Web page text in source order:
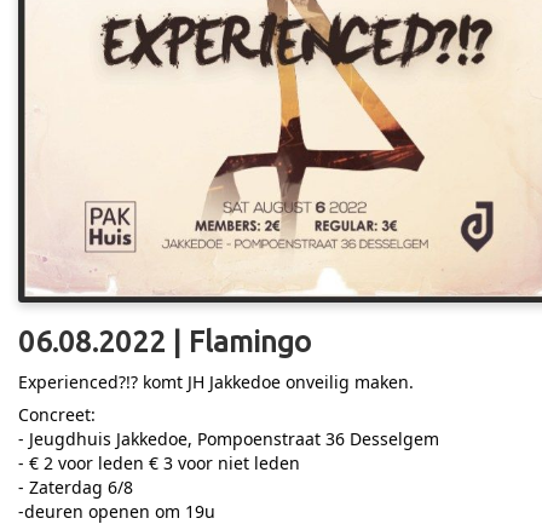
06.08.2022 | Flamingo
Experienced?!? komt JH Jakkedoe onveilig maken.
Concreet:
- Jeugdhuis Jakkedoe, Pompoenstraat 36 Desselgem
- € 2 voor leden € 3 voor niet leden
- Zaterdag 6/8
-deuren openen om 19u